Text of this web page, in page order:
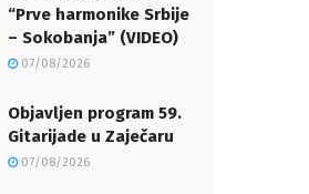
“Prve harmonike Srbije
– Sokobanja” (VIDEO)
07/08/2026
Objavljen program 59.
Gitarijade u Zaječaru
07/08/2026